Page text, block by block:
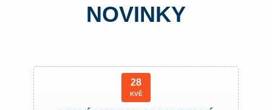
NOVINKY
28
KVĚ